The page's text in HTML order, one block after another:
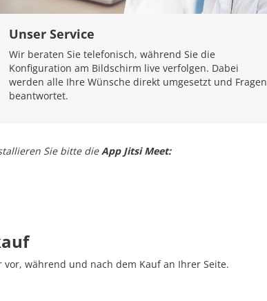
Unser Service
Wir beraten Sie telefonisch, während Sie die
Konfiguration am Bildschirm live verfolgen. Dabei
werden alle Ihre Wünsche direkt umgesetzt und Fragen
beantwortet.
Sie bitte dieApp Jitsi Meet:
während und nach dem Kauf an Ihrer Seite.